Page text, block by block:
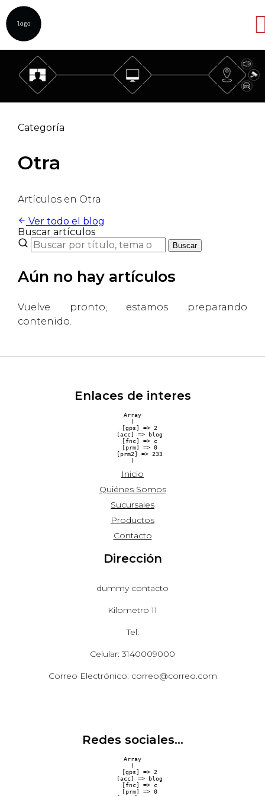
Categoría
Otra
Artículos en Otra
Ver todo el blog
Buscar artículos
Buscar
Aún no hay artículos
Vuelve pronto, estamos preparando
contenido.
Enlaces de interes
Array
(
    [gps] => 2
    [acc] => blog
    [fnc] => c
    [prm] => 0
    [prm2] => 233
Inicio
Quiénes Somos
Sucursales
Productos
Contacto
Dirección
dummy contacto
Kilometro 11
Tel:
Celular: 3140009000
Correo Electrónico: correo@correo.com
Redes sociales...
Array
(
    [gps] => 2
    [acc] => blog
    [fnc] => c
    [prm] => 0